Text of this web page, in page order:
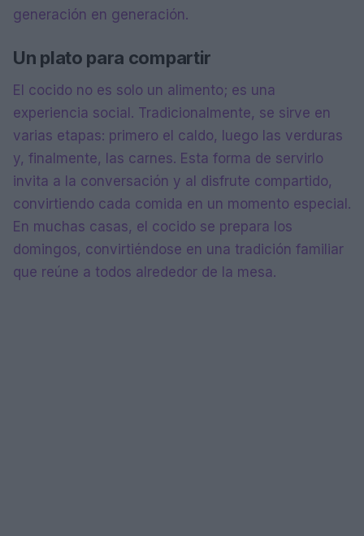
generación en generación.
Un plato para compartir
El cocido no es solo un alimento; es una
experiencia social. Tradicionalmente, se sirve en
varias etapas: primero el caldo, luego las verduras
y, finalmente, las carnes. Esta forma de servirlo
invita a la conversación y al disfrute compartido,
convirtiendo cada comida en un momento especial.
En muchas casas, el cocido se prepara los
domingos, convirtiéndose en una tradición familiar
que reúne a todos alrededor de la mesa.